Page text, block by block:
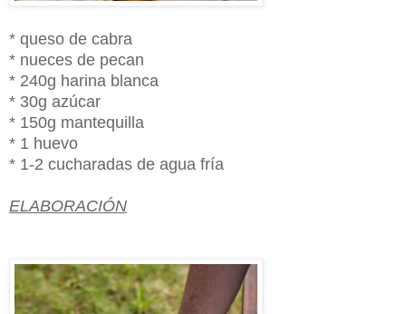
* queso de cabra
* nueces de pecan
* 240g harina blanca
* 30g azúcar
* 150g mantequilla
* 1 huevo
* 1-2 cucharadas de agua fría
ELABORACIÓN